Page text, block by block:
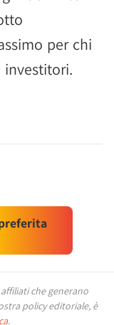
per chi
investitori.
che generano
policy editoriale, è
.